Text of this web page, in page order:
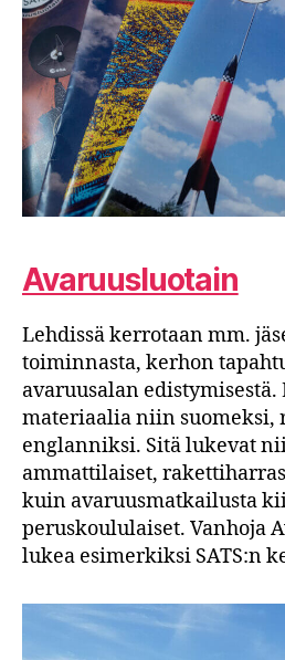
Avaruusluotain
Lehdissä kerrotaan mm.
toiminnasta, kerhon
avaruusalan edistymisestä.
materiaalia niin suomeksi,
englanniksi. Sitä lukevat
ammattilaiset,
kuin avaruusmatkailusta
peruskoululaiset. Vanhoja
lukea esimerkiksi SATS:n